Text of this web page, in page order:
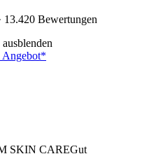
13.420 Bewertungen
ausblenden
Angebot*
SKIN CAREGut